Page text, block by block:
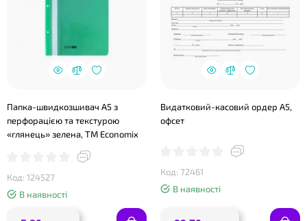
Папка-швидкозшивач А5 з
перфорацією та текстурою
«глянець» зелена, ТМ Economix
Код: 124527
В наявності
Видатковий-касовий ордер А5,
офсет
Код: 72461
В наявності